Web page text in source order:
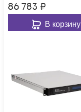
86 783 ₽
В корзину